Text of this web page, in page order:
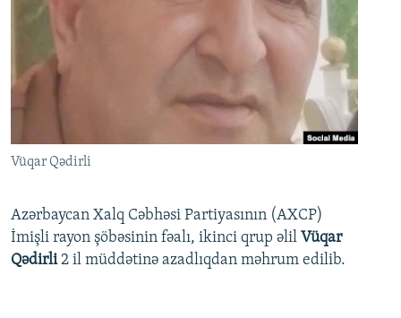
Vüqar Qədirli
Azərbaycan Xalq Cəbhəsi Partiyasının (AXCP)
İmişli rayon şöbəsinin fəalı, ikinci qrup əlil Vüqar
Qədirli2 il müddətinə azadlıqdan məhrum edilib.